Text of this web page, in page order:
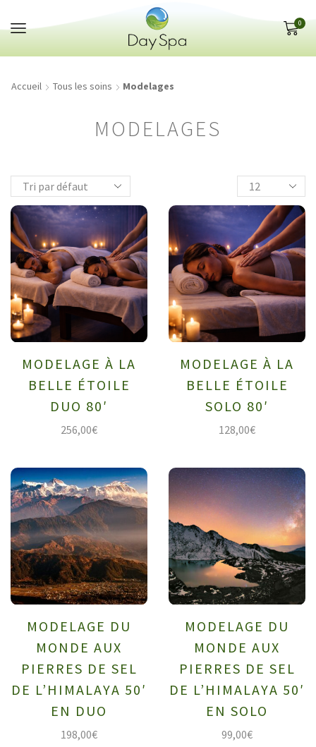
0
Accueil Tous les soins Modelages
MODELAGES
MODELAGE À LA
BELLE ÉTOILE
DUO 80′
256,00€
MODELAGE À LA
BELLE ÉTOILE
SOLO 80′
128,00€
MODELAGE DU
MONDE AUX
PIERRES DE SEL
DE L’HIMALAYA 50′
EN DUO
198,00€
MODELAGE DU
MONDE AUX
PIERRES DE SEL
DE L’HIMALAYA 50′
EN SOLO
99,00€
Panneau de gestion des cookies